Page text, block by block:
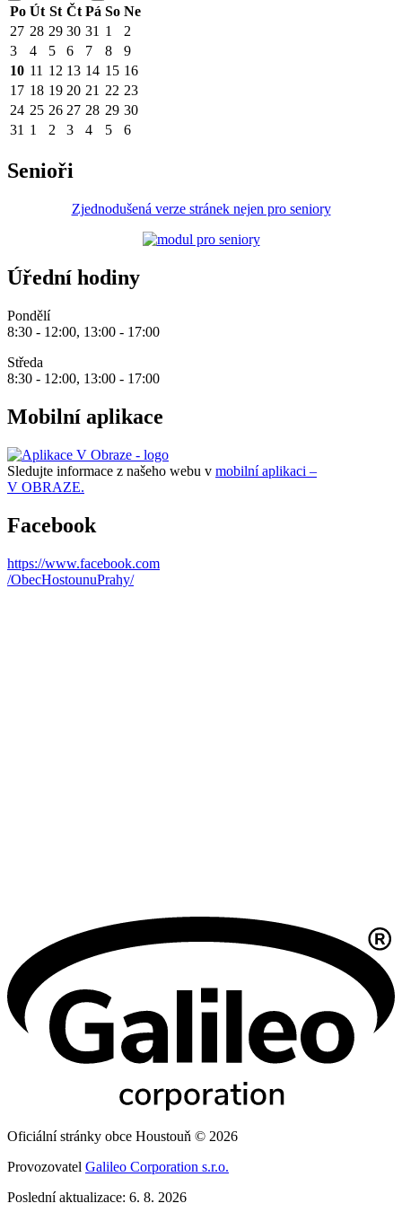
Po Út St Čt Pá So Ne
27 28 29 30 31 1
2
3
4 5 6 7 8
9
10 11 12 13 14 15 16
17 18 19 20 21 22 23
24 25 26 27 28 29 30
31 1 2 3 4 5 6
Senioři
Zjednodušená verze stránek nejen pro seniory
Úřední hodiny
Pondělí
8:30 - 12:00, 13:00 - 17:00
Středa
8:30 - 12:00, 13:00 - 17:00
Mobilní aplikace
Sledujte informace z našeho webu v mobilní aplikaci –
V OBRAZE.
Facebook
https://www.facebook.com
/ObecHostounuPrahy/
Oficiální stránky obce Houstouň © 2026
Provozovatel Galileo Corporation s.r.o.
Poslední aktualizace: 6. 8. 2026